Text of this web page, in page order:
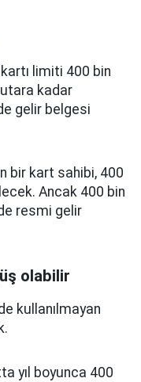
limiti 400 bin
kadar
gelir belgesi
bir kart sahibi, 400
Ancak 400 bin
resmi gelir
olabilir
kullanılmayan
yıl boyunca 400